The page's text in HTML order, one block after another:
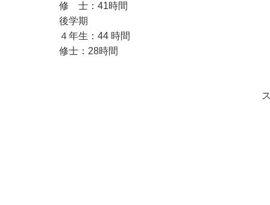
修 士：41時間
後学期
４年生：44 時間
修士：28時間